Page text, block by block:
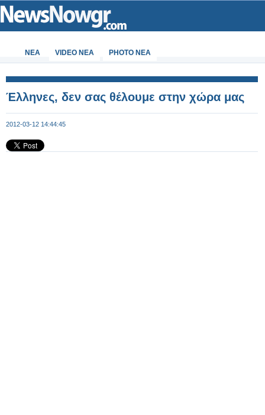
ΝΕΑ VIDEO NEA PHOTO NEA
Έλληνες, δεν σας θέλουμε στην χώρα μας
2012-03-12 14:44:45